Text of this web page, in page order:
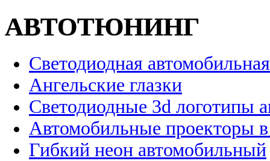
АВТОТЮНИНГ
Светодиодная
Ангельские глазки
Светодиодные 3d логотипы
Автомобильные проекторы
Гибкий неон автомобильный